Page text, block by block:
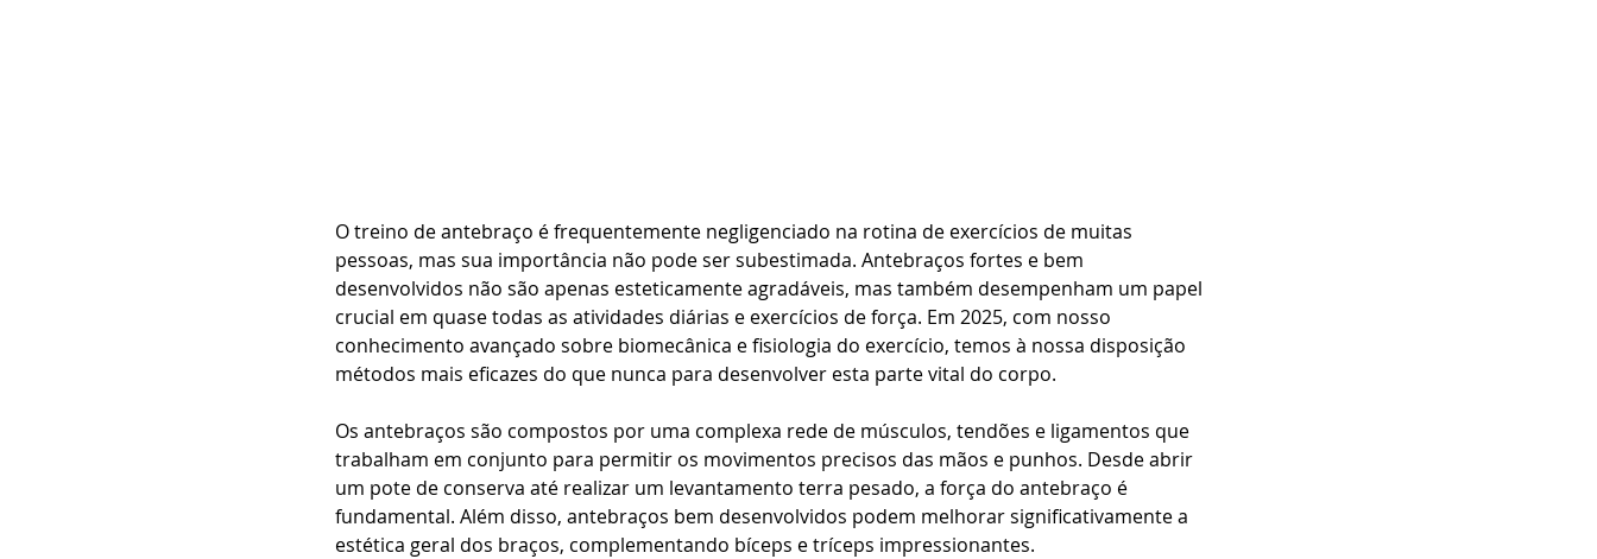
O treino de antebraço é frequentemente negligenciado na rotina de exercícios de muitas
pessoas, mas sua importância não pode ser subestimada. Antebraços fortes e bem
desenvolvidos não são apenas esteticamente agradáveis, mas também desempenham um papel
crucial em quase todas as atividades diárias e exercícios de força. Em 2025, com nosso
conhecimento avançado sobre biomecânica e fisiologia do exercício, temos à nossa disposição
métodos mais eficazes do que nunca para desenvolver esta parte vital do corpo.
Os antebraços são compostos por uma complexa rede de músculos, tendões e ligamentos que
trabalham em conjunto para permitir os movimentos precisos das mãos e punhos. Desde abrir
um pote de conserva até realizar um levantamento terra pesado, a força do antebraço é
fundamental. Além disso, antebraços bem desenvolvidos podem melhorar significativamente a
estética geral dos braços, complementando bíceps e tríceps impressionantes.